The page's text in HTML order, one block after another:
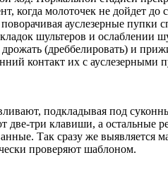
когда молоточек не дойдет до
ауслезерные пупки
шультеров и ослаблении
(дреббелировать) и
контакт их с ауслезерными
подкладывая под
две-три клавиши, а остальные
Так сразу же выявляется
проверяют шаблоном.